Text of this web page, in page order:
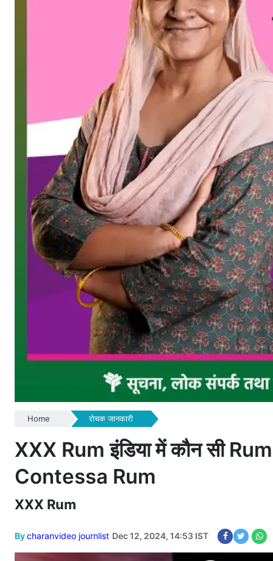
Home रोचक जानकारी
XXX Rum इंडिया में कौन सी
Contessa Rum
XXX Rum
Bycharanvideo journlist Dec 12, 2024, 14:53 IST